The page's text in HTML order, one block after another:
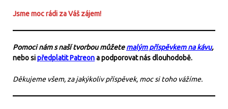
Jsme moc rádi za Váš zájem!
Pomoci nám s naší tvorbou můžetemalým příspěvkem na kávu,
nebo sipředplatit Patreona podporovat nás dlouhodobě.
Děkujeme všem, za jakýkoliv příspěvek, moc si toho vážíme.